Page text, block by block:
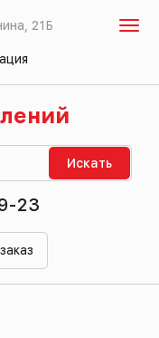
21Б
Искать
23